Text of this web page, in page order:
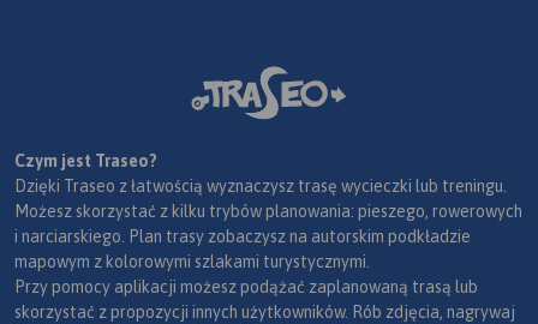
Czym jest Traseo?
Dzięki Traseo z łatwością wyznaczysz trasę wycieczki lub treningu.
Możesz skorzystać z kilku trybów planowania: pieszego, rowerowych
i narciarskiego. Plan trasy zobaczysz na autorskim podkładzie
mapowym z kolorowymi szlakami turystycznymi.
Przy pomocy aplikacji możesz podążać zaplanowaną trasą lub
skorzystać z propozycji innych użytkowników. Rób zdjęcia, nagrywaj